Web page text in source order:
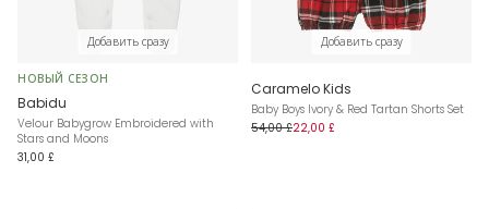
Добавить сразу
НОВЫЙ СЕЗОН
Babidu
Velour Babygrow Embroidered with
Stars and Moons
31,00 £
Добавить сразу
Caramelo Kids
Baby Boys Ivory & Red Tartan Shorts Set
54,00 £22,00 £